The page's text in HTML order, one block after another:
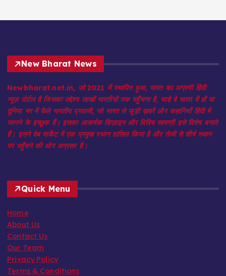
New Bharat News
Newbharat.net.in, जो 2021 में स्थापित हुआ, भारत का अग्रणी हिंदी
न्यूज़ पोर्टल है जिसका उद्देश्य लाखों भारतीयों तक पहुँचना है, चाहे वे भारत में हों या
दुनिया भर में फैले भारतीय प्रवासी, जो भारत से जुड़ी ख़बरें और कहानियाँ हिंदी में
जानने के इच्छुक हैं। इसका आकर्षक डिज़ाइन और विविध सामग्री इसे विशेष बनाते
हैं। इसने वेब मार्केट में एक प्रमुख स्थान हासिल किया है और तेजी से शीर्ष स्थान
पर पहुँचने की ओर अग्रसर है।
Quick Menu
Home
About Us
Contact Us
Our Team
Privacy Policy
Terms & Conditions